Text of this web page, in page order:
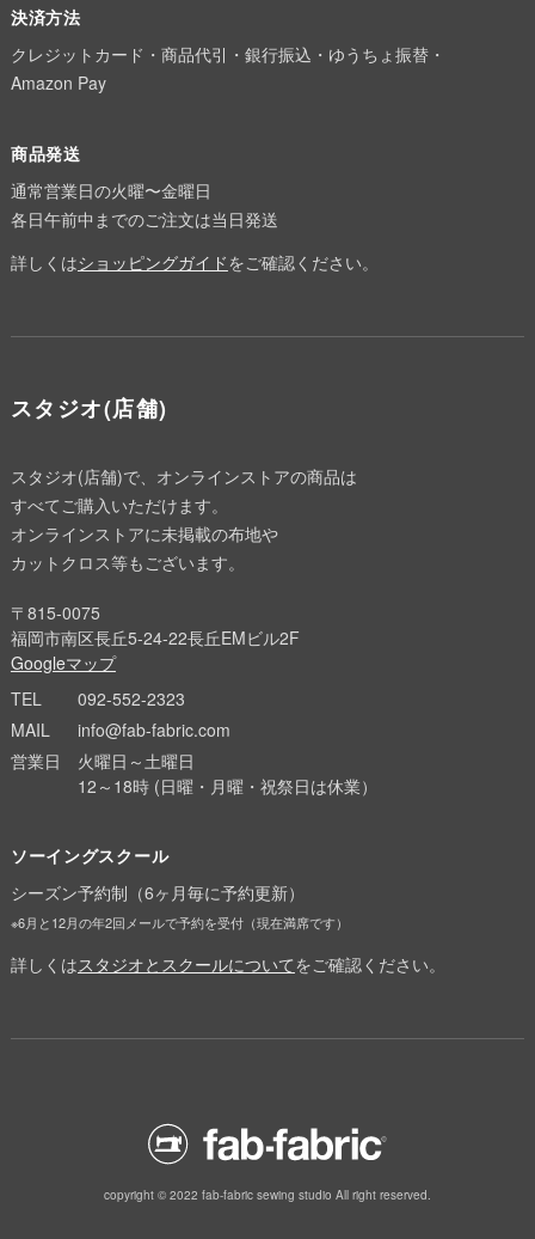
決済方法
クレジットカード・商品代引・銀行振込・ゆうちょ振替・
Amazon Pay
商品発送
通常営業日の火曜〜金曜日
各日午前中までのご注文は当日発送
詳しくはショッピングガイドをご確認ください。
スタジオ(店舗)
スタジオ(店舗)で、オンラインストアの商品は
すべてご購入いただけます。
オンラインストアに未掲載の布地や
カットクロス等もございます。
〒815-0075
福岡市南区長丘5-24-22長丘EMビル2F
Googleマップ
TEL
092-552-2323
MAIL
info@fab-fabric.com
営業日
火曜日～土曜日
12～18時 (日曜・月曜・祝祭日は休業）
ソーイングスクール
シーズン予約制（6ヶ月毎に予約更新）
※6月と12月の年2回メールで予約を受付（現在満席です）
詳しくはスタジオとスクールについてをご確認ください。
copyright © 2022 fab-fabric sewing studio All right reserved.